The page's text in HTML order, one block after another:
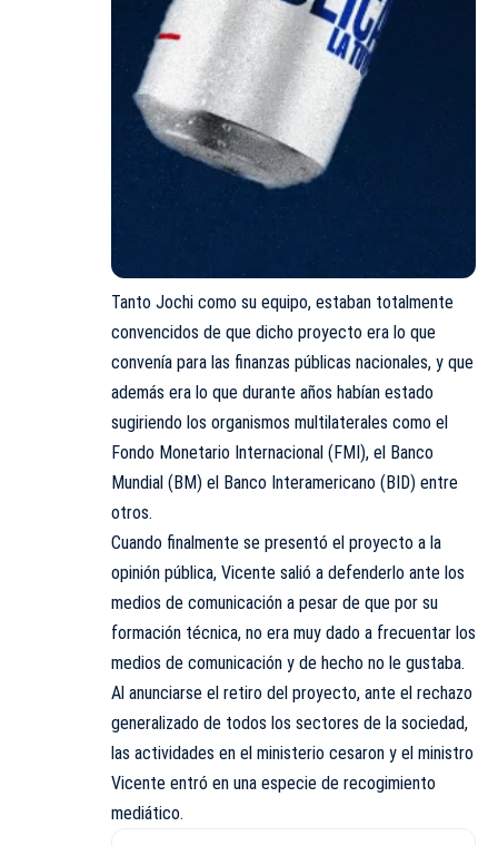
Tanto Jochi como su equipo, estaban totalmente
convencidos de que dicho proyecto era lo que
convenía para las finanzas públicas nacionales, y que
además era lo que durante años habían estado
sugiriendo los organismos multilaterales como el
Fondo Monetario Internacional (FMI), el Banco
Mundial (BM) el Banco Interamericano (BID) entre
otros.
Cuando finalmente se presentó el proyecto a la
opinión pública, Vicente salió a defenderlo ante los
medios de comunicación a pesar de que por su
formación técnica, no era muy dado a frecuentar los
medios de comunicación y de hecho no le gustaba.
Al anunciarse el retiro del proyecto, ante el rechazo
generalizado de todos los sectores de la sociedad,
las actividades en el ministerio cesaron y el ministro
Vicente entró en una especie de recogimiento
mediático.